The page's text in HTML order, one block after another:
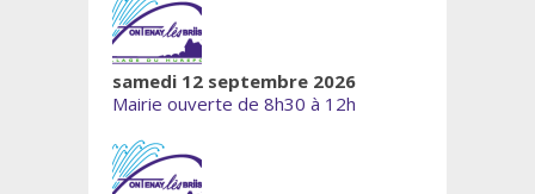
samedi 12 septembre 2026
Mairie ouverte de 8h30 à 12h